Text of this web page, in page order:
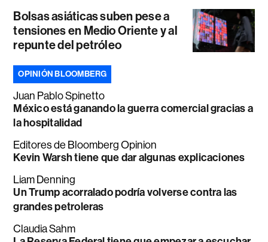
Bolsas asiáticas suben pese a
tensiones en Medio Oriente y al
repunte del petróleo
OPINIÓN BLOOMBERG
Juan Pablo Spinetto
México está ganando la guerra comercial gracias a
la hospitalidad
Editores de Bloomberg Opinion
Kevin Warsh tiene que dar algunas explicaciones
Liam Denning
Un Trump acorralado podría volverse contra las
grandes petroleras
Claudia Sahm